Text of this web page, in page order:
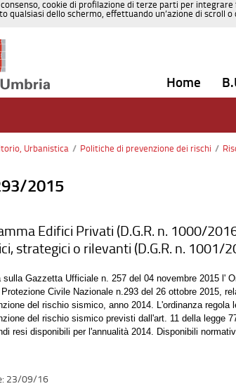
cookie di profilazione di terze parti per
qualsiasi dello schermo, effettuando un’azione di scroll
Home
Urbanistica / Politiche di prevenzione dei rischi /
2015
Edifici Privati (D.G.R. n. 1000/
strategici o rilevanti (D.G.R. n. 1001/
Gazzetta Ufficiale n. 257 del 04 novembre 2015 l'
Civile Nazionale n.293 del 26 ottobre 2015,
del rischio sismico, anno 2014. L'ordinanza regola
del rischio sismico previsti dall'art. 11 della legge
resi disponibili per l'annualità 2014. Disponibili
23/09/16